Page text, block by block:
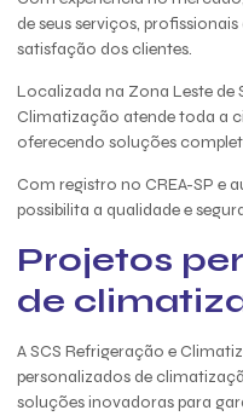
de seus serviços,
satisfação dos clientes.
Localizada na Zona Leste de
Climatização atende toda a
oferecendo soluções
Com registro no CREA-SP e
possibilita a qualidade e
Projetos
de
A SCS Refrigeração e
personalizados de
soluções inovadoras para